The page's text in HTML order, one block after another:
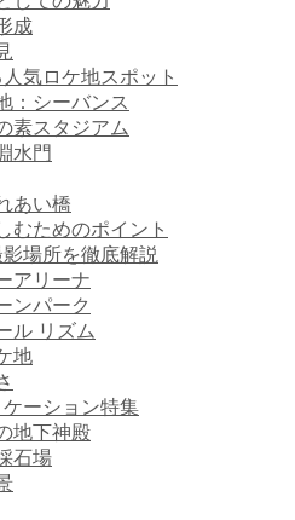
成
気ロケ地スポット
：シーバンス
素スタジアム
水門
あい橋
むためのポイント
場所を徹底解説
アリーナ
ンパーク
ル リズム
地
ーション特集
地下神殿
石場